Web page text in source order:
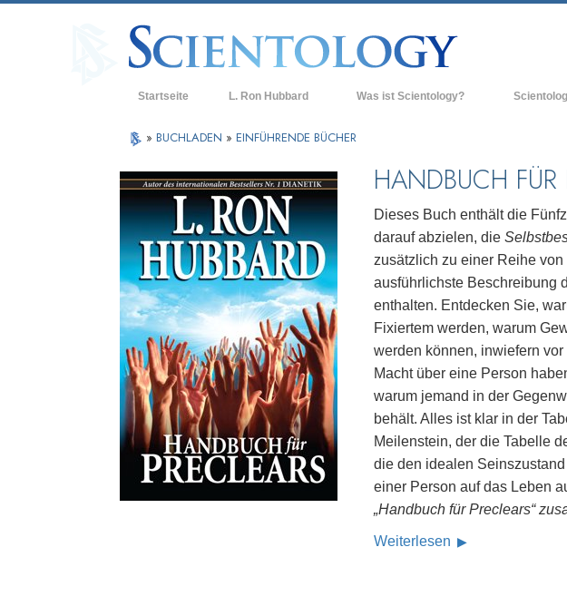
Startseite L. Ron Hubbard Was ist Scientology?
Scientology Bekenntnisse und Kodizes
Lernen Sie einen Scientologen kennen
Innerhalb einer Scientology Kirche
Die Grundprinzipien der Scientology
Eine Einführung in die Dianetik
Liebe und Hass – Was ist Größe?
Neue
Flag Land
Freewinds
Scientology
David
Oberhaupt
» BUCHLADEN » EINFÜHRENDE BÜCHER
HANDBUCH FÜR
Dieses Buch enthält die
darauf abzielen, die
zusätzlich zu einer Reihe
ausführlichste Beschreibung
enthalten. Entdecken Sie,
Fixiertem werden, warum
werden können, inwiefern
Macht über eine Person
warum jemand in der
behält. Alles ist klar in der
Meilenstein, der die Tabelle
die den idealen
einer Person auf das Leben
„Handbuch für Preclears“
Weiterlesen